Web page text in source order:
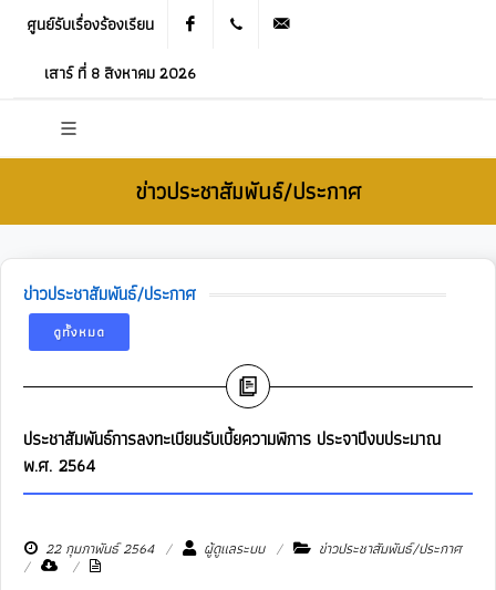
ศูนย์รับเรื่องร้องเรียน Facebook 021905536
เสาร์ ที่ 8 สิงหาคม 2026
ข่าวประชาสัมพันธ์/ประกาศ
ข่าวประชาสัมพันธ์/ประกาศ
ดูทั้งหมด
ประชาสัมพันธ์การลงทะเบียนรับเบี้ยความพิการ ประจาปีงบประมาณ
พ.ศ. 2564
22 กุมภาพันธ์ 2564 ผู้ดูแลระบบ ข่าวประชาสัมพันธ์/ประกาศ